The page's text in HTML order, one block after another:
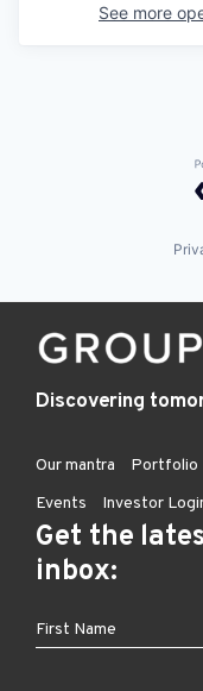
See more
Discovering
Our mantra Portfolio
Events
Investor
Get the
inbox: